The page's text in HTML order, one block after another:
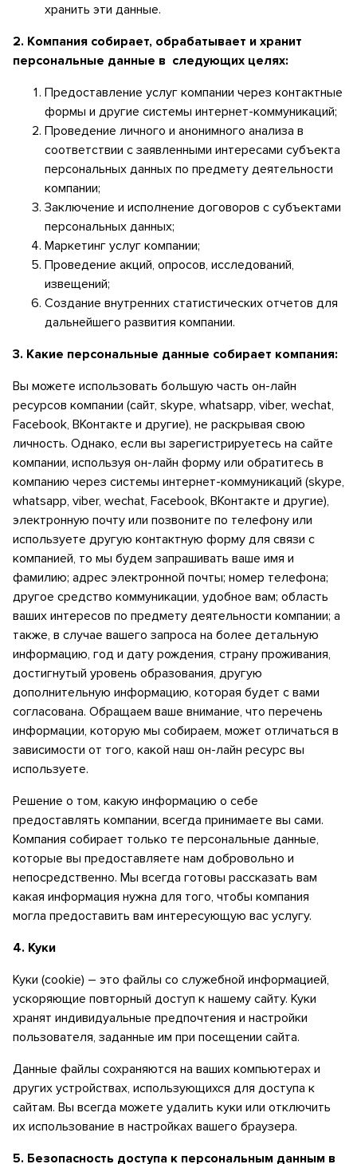
хранить эти данные.
2. Компания собирает, обрабатывает и хранит
персональные данные в следующих целях:
Предоставление услуг компании через контактные
формы и другие системы интернет-коммуникаций;
Проведение личного и анонимного анализа в
соответствии с заявленными интересами субъекта
персональных данных по предмету деятельности
компании;
Заключение и исполнение договоров с субъектами
персональных данных;
Маркетинг услуг компании;
Проведение акций, опросов, исследований,
извещений;
Создание внутренних статистических отчетов для
дальнейшего развития компании.
3. Какие персональные данные собирает компания:
Вы можете использовать большую часть он-лайн
ресурсов компании (сайт, skype, whatsapp, viber, wechat,
Facebook, ВКонтакте и другие), не раскрывая свою
личность. Однако, если вы зарегистрируетесь на сайте
компании, используя он-лайн форму или обратитесь в
компанию через системы интернет-коммуникаций (skype,
whatsapp, viber, wechat, Facebook, ВКонтакте и другие),
электронную почту или позвоните по телефону или
используете другую контактную форму для связи с
компанией, то мы будем запрашивать ваше имя и
фамилию; адрес электронной почты; номер телефона;
другое средство коммуникации, удобное вам; область
ваших интересов по предмету деятельности компании; а
также, в случае вашего запроса на более детальную
информацию, год и дату рождения, страну проживания,
достигнутый уровень образования, другую
дополнительную информацию, которая будет с вами
согласована. Обращаем ваше внимание, что перечень
информации, которую мы собираем, может отличаться в
зависимости от того, какой наш он-лайн ресурс вы
используете.
Решение о том, какую информацию о себе
предоставлять компании, всегда принимаете вы сами.
Компания собирает только те персональные данные,
которые вы предоставляете нам добровольно и
непосредственно. Мы всегда готовы рассказать вам
какая информация нужна для того, чтобы компания
могла предоставить вам интересующую вас услугу.
4. Куки
Куки (сookie) – это файлы со служебной информацией,
ускоряющие повторный доступ к нашему сайту. Куки
хранят индивидуальные предпочтения и настройки
пользователя, заданные им при посещении сайта.
Данные файлы сохраняются на ваших компьютерах и
других устройствах, использующихся для доступа к
сайтам. Вы всегда можете удалить куки или отключить
их использование в настройках вашего браузера.
5. Безопасность доступа к персональным данным в